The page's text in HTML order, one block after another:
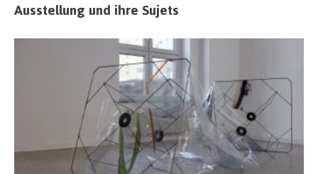
Ausstellung und ihre Sujets